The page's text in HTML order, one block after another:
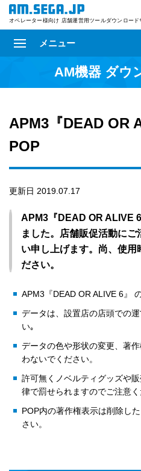
オペレーター様向け 店舗運営用ツールダウンロード
メニュー
AM機器 ダウ
APM3『DEAD OR
POP
更新日 2019.07.17
APM3『DEAD OR ALIVE
ました。店舗販促活動に
い申し上げます。尚、使用
ださい。
APM3『DEAD OR ALIVE 6』
データは、設置店の店頭での
い｡
データの色や形状の変更、著
わないでください。
許可無くノベルティグッズや
律で罰せられますのでご注意く
POP内の著作権表示は削除し
さい。